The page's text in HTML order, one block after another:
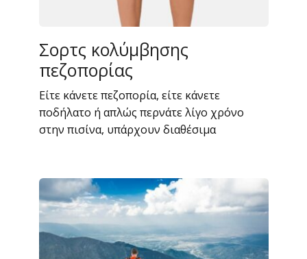
Σορτς κολύμβησης
πεζοπορίας
Είτε κάνετε πεζοπορία, είτε κάνετε
ποδήλατο ή απλώς περνάτε λίγο χρόνο
στην πισίνα, υπάρχουν διαθέσιμα